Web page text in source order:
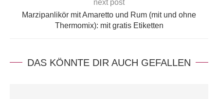
next post
Marzipanlikör mit Amaretto und Rum (mit und ohne
Thermomix): mit gratis Etiketten
DAS KÖNNTE DIR AUCH GEFALLEN